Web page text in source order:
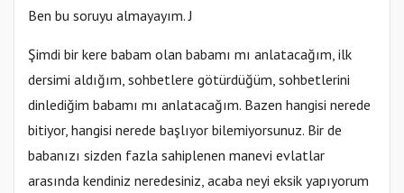
Ben bu soruyu almayayım. J
Şimdi bir kere babam olan babamı mı anlatacağım, ilk
dersimi aldığım, sohbetlere götürdüğüm, sohbetlerini
dinlediğim babamı mı anlatacağım. Bazen hangisi nerede
bitiyor, hangisi nerede başlıyor bilemiyorsunuz. Bir de
babanızı sizden fazla sahiplenen manevi evlatlar
arasında kendiniz neredesiniz, acaba neyi eksik yapıyorum